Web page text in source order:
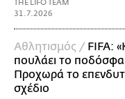
THE LIFO TEAM
31.7.2026
Αθλητισμός / FIFA:
πουλάει το
Προχωρά το
σχέδιο